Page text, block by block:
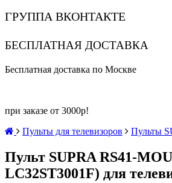
ГРУППА ВКОНТАКТЕ
БЕСПЛАТНАЯ ДОСТАВКА
Бесплатная доставка по Москве
при заказе от 3000р!
Пульты для телевизоров
Пульты
Пульт SUPRA RS41-
LC32ST3001F) для